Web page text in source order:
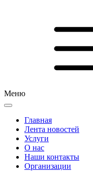
Меню
Главная
Лента новостей
Услуги
О нас
Наши контакты
Организации